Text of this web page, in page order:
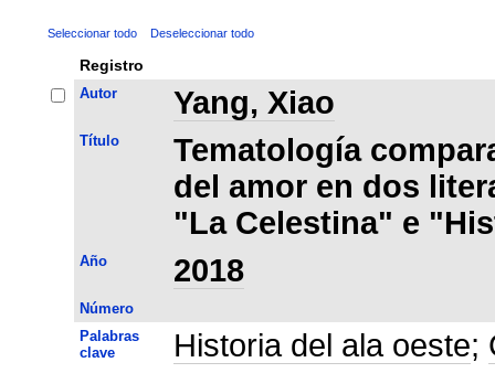
Seleccionar todo Deseleccionar todo
Registro
Autor Yang, Xiao
Título
Tematología
del amor en dos
"La Celestina" e
Año 2018
Número
Palabras
clave
Historia del ala oeste;